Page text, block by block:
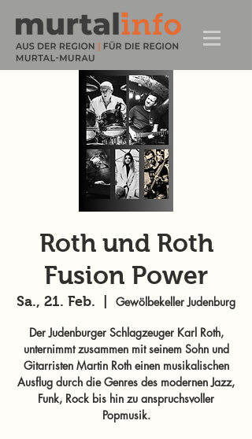
Roth und Roth
Fusion Power
Sa., 21. Feb. Gewölbekeller Judenburg
Der Judenburger Schlagzeuger Karl Roth,
unternimmt zusammen mit seinem Sohn und
Gitarristen Martin Roth einen musikalischen
Ausflug durch die Genres des modernen Jazz,
Funk, Rock bis hin zu anspruchsvoller
Popmusik.